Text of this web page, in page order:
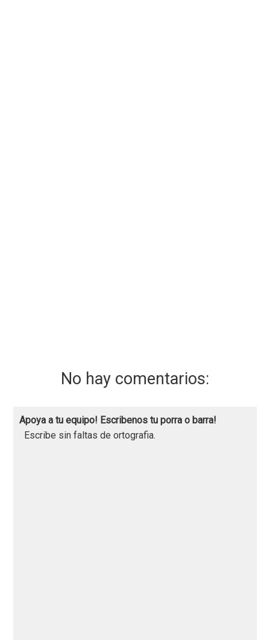
No hay comentarios:
Apoya a tu equipo! Escribenos tu porra o barra!
Escribe sin faltas de ortografia.